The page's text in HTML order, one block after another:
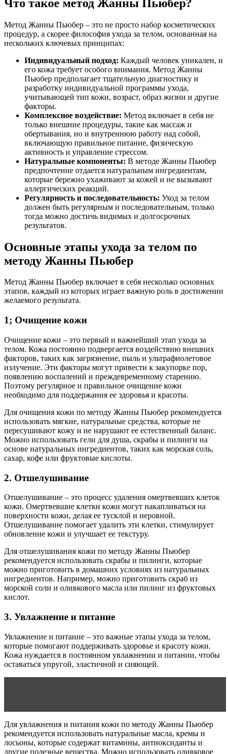
Что такое метод Жанны Пьюбер?
Метод Жанны Пьюбер – это не просто набор косметических
процедур, а скорее философия ухода за телом, основанная на
нескольких ключевых принципах:
Индивидуальный подход: Каждый человек уникален, и
его кожа требует особого внимания. Метод Жанны
Пьюбер предполагает тщательную диагностику и
разработку индивидуальной программы ухода,
учитывающей тип кожи, возраст, образ жизни и другие
факторы.
Комплексное воздействие: Метод включает в себя не
только внешние процедуры, такие как массаж и
обертывания, но и внутреннюю работу над собой,
включающую правильное питание, физическую
активность и управление стрессом.
Натуральные компоненты: В методе Жанны Пьюбер
предпочтение отдается натуральным ингредиентам,
которые бережно ухаживают за кожей и не вызывают
аллергических реакций.
Регулярность и последовательность: Уход за телом
должен быть регулярным и последовательным, только
тогда можно достичь видимых и долгосрочных
результатов.
Основные этапы ухода за телом по
методу Жанны Пьюбер
Метод Жанны Пьюбер включает в себя несколько основных
этапов, каждый из которых играет важную роль в достижении
желаемого результата.
1; Очищение кожи
Очищение кожи – это первый и важнейший этап ухода за
телом. Кожа постоянно подвергается воздействию внешних
факторов, таких как загрязнение, пыль и ультрафиолетовое
излучение. Эти факторы могут привести к закупорке пор,
появлению воспалений и преждевременному старению.
Поэтому регулярное и правильное очищение кожи
необходимо для поддержания ее здоровья и красоты.
Для очищения кожи по методу Жанны Пьюбер рекомендуется
использовать мягкие, натуральные средства, которые не
пересушивают кожу и не нарушают ее естественный баланс.
Можно использовать гели для душа, скрабы и пилинги на
основе натуральных ингредиентов, таких как морская соль,
сахар, кофе или фруктовые кислоты.
2. Отшелушивание
Отшелушивание – это процесс удаления омертвевших клеток
кожи. Омертвевшие клетки кожи могут накапливаться на
поверхности кожи, делая ее тусклой и неровной.
Отшелушивание помогает удалить эти клетки, стимулирует
обновление кожи и улучшает ее текстуру.
Для отшелушивания кожи по методу Жанны Пьюбер
рекомендуется использовать скрабы и пилинги, которые
можно приготовить в домашних условиях из натуральных
ингредиентов. Например, можно приготовить скраб из
морской соли и оливкового масла или пилинг из фруктовых
кислот.
3. Увлажнение и питание
Увлажнение и питание – это важные этапы ухода за телом,
которые помогают поддерживать здоровье и красоту кожи.
Кожа нуждается в постоянном увлажнении и питании, чтобы
оставаться упругой, эластичной и сияющей.
Для увлажнения и питания кожи по методу Жанны Пьюбер
рекомендуется использовать натуральные масла, кремы и
лосьоны, которые содержат витамины, антиоксиданты и
другие полезные вещества. Можно использовать оливковое